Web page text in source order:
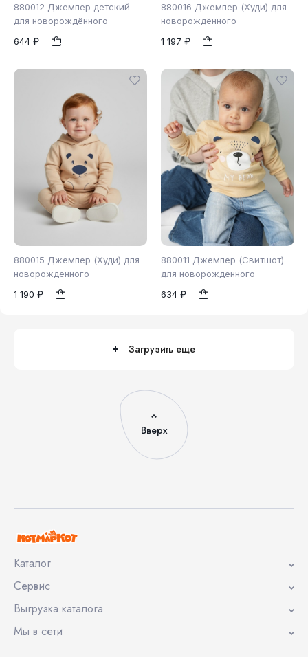
880012 Джемпер детский
для новорождённого
644 ₽
74 80
880016 Джемпер (Худи) для
новорождённого
1 197 ₽
86 98
880015 Джемпер (Худи) для
новорождённого
1 190 ₽
98
880011 Джемпер (Свитшот)
для новорождённого
634 ₽
86
Загрузить еще
Вверх
Каталог
Сервис
Выгрузка каталога
Мы в сети